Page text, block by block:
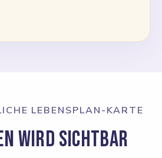
LEBENSPLAN-KARTE
wird sichtbar